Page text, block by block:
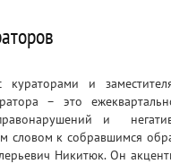
кураторами и
– это
и
словом к собравшимся
Никитюк. Он